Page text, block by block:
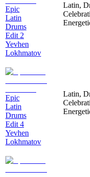
Epic
Latin
Drums
Edit 2
Yevhen
Lokhmatov
Latin,
Epic
Latin
Drums
Edit 4
Yevhen
Lokhmatov
Latin,